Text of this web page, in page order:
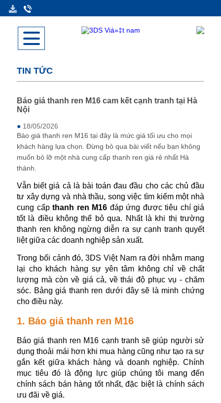
TIN TỨC
Báo giá thanh ren M16 cam kết cạnh tranh tại Hà
Nội
● 18/05/2026
Báo giá thanh ren M16 tại đây là mức giá tối ưu cho mọi
khách hàng lựa chọn. Đừng bỏ qua bài viết nếu bạn không
muốn bỏ lỡ một nhà cung cấp thanh ren giá rẻ nhất Hà
thành.
Vẫn biết giá cả là bài toán đau đầu cho các chủ đầu
tư xây dựng và nhà thầu, song việc tìm kiếm một nhà
cung cấp thanh ren M16 đáp ứng được tiêu chí giá
tốt là điều không thể bỏ qua. Nhất là khi thị trường
thanh ren không ngừng diễn ra sự cạnh tranh quyết
liệt giữa các doanh nghiệp sản xuất.
Trong bối cảnh đó, 3DS Việt Nam ra đời nhằm mang
lại cho khách hàng sự yên tâm không chỉ về chất
lượng mà còn về giá cả, về thái độ phục vụ - chăm
sóc. Bảng giá thanh ren dưới đây sẽ là minh chứng
cho điều này.
1. Báo giá thanh ren M16
Báo giá thanh ren M16 cạnh tranh sẽ giúp người sử
dụng thoải mái hơn khi mua hàng cũng như tạo ra sự
gắn kết giữa khách hàng và doanh nghiệp. Chính
mục tiêu đó là động lực giúp chúng tôi mang đến
chính sách bán hàng tốt nhất, đặc biệt là chính sách
ưu đãi về giá.